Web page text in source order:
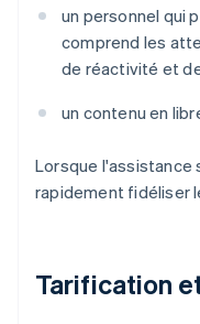
un personnel qui
comprend les
de réactivité et
un contenu en
Lorsque l'assistance
rapidement fidéliser
Tarification